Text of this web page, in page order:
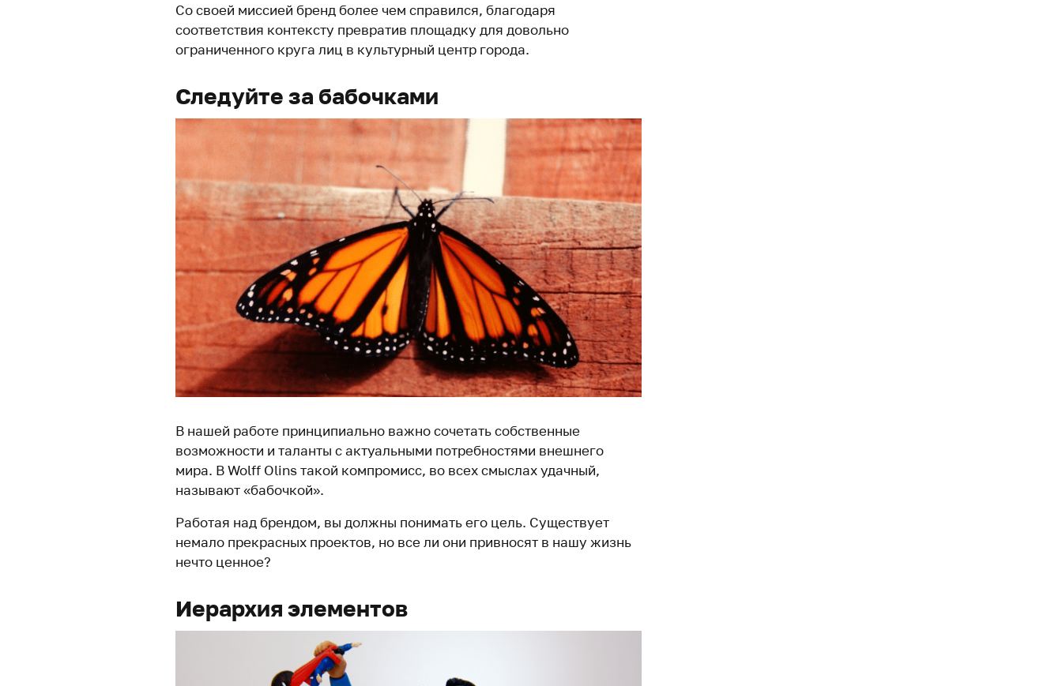
Со своей миссией бренд более чем справился, благодаря
соответствия контексту превратив площадку для довольно
ограниченного круга лиц в культурный центр города.
Следуйте за бабочками
В нашей работе принципиально важно сочетать собственные
возможности и таланты с актуальными потребностями внешнего
мира. В Wolff Olins такой компромисс, во всех смыслах удачный,
называют «бабочкой».
Работая над брендом, вы должны понимать его цель. Существует
немало прекрасных проектов, но все ли они привносят в нашу жизнь
нечто ценное?
Иерархия элементов